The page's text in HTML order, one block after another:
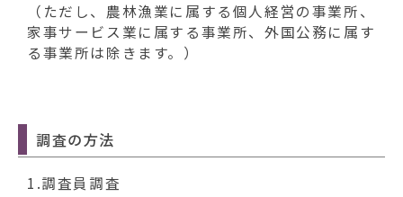
（ただし、農林漁業に属する個人経営の事業所、
家事サービス業に属する事業所、外国公務に属す
る事業所は除きます。）
調査の方法
1.調査員調査